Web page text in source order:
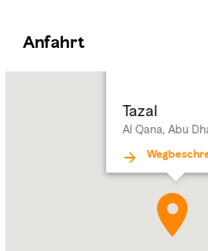
Anfahrt
Tazal
Al Qana, Abu